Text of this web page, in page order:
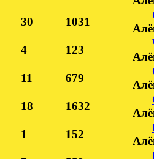
30 1031
4 123
11 679
18 1632
1 152